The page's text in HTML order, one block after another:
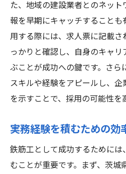
鉄筋工業界における
地域社会への貢献と
守谷市での鉄筋工の
鉄筋工業界のトレン
会
守谷市での持続可能
守谷市を拠点に鉄筋工で
その秘訣
守谷市を選ぶべき理
た、地域の建設業者とのネッ
報を早期にキャッチすること
用する際には、求人票に記載
っかりと確認し、自身のキャ
ぶことが成功への鍵です。さ
スキルや経験をアピールし、
を示すことで、採用の可能性を
実務経験を積むための効
鉄筋工として成功するために
むことが重要です。まず、茨城